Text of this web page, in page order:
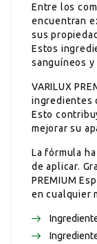
Entre los
encuentran
sus
Estos
sanguíneos
VARILUX
ingredientes
Esto
mejorar su
La fórmula
de aplicar.
PREMIUM
en cualquier